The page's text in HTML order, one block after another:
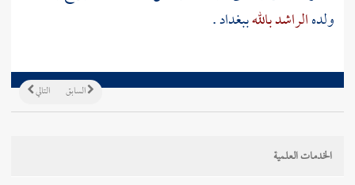
ولدهالراشد باللهببغداد.
التالي السابق
الخدمات العلمية